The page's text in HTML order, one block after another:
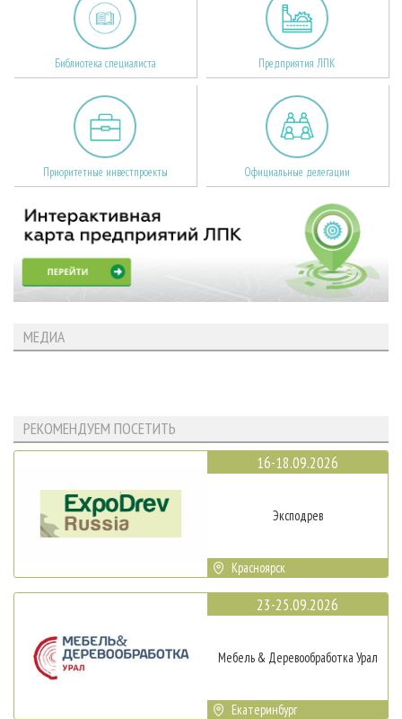
Библиотека специалиста Предприятия ЛПК
Приоритетные инвестпроекты Официальные делегации
МЕДИА
РЕКОМЕНДУЕМ ПОСЕТИТЬ
16-18.09.2026
Эксподрев
Красноярск
23-25.09.2026
Мебель & Деревообработка Урал
Екатеринбург